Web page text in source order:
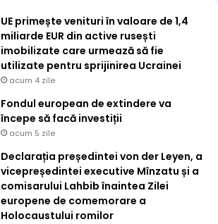
UE primește venituri în valoare de 1,4
miliarde EUR din active rusești
imobilizate care urmează să fie
utilizate pentru sprijinirea Ucrainei
acum 4 zile
Fondul european de extindere va
începe să facă investiții
acum 5 zile
Declarația președintei von der Leyen, a
vicepreședintei executive Mînzatu și a
comisarului Lahbib înaintea Zilei
europene de comemorare a
Holocaustului romilor